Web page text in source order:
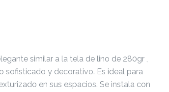
similar a la tela de lino de 280gr ,
sofisticado y decorativo. Es ideal para
en sus espacios. Se instala con